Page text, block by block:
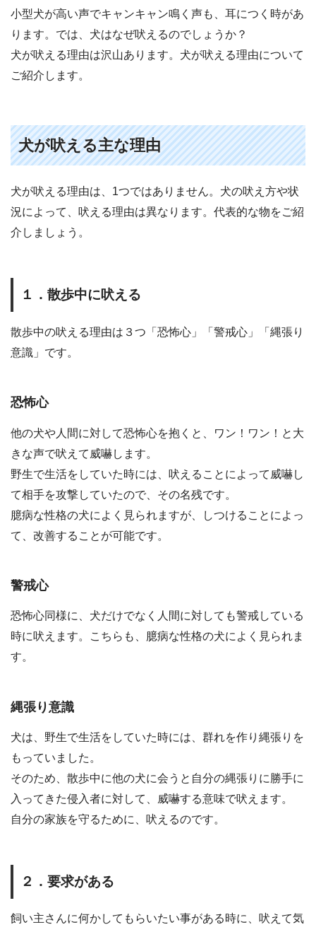
小型犬が高い声でキャンキャン鳴く声も、耳につく時があ
ります。では、犬はなぜ吠えるのでしょうか？
犬が吠える理由は沢山あります。犬が吠える理由について
ご紹介します。
犬が吠える主な理由
犬が吠える理由は、1つではありません。犬の吠え方や状
況によって、吠える理由は異なります。代表的な物をご紹
介しましょう。
１．散歩中に吠える
散歩中の吠える理由は３つ「恐怖心」「警戒心」「縄張り
意識」です。
恐怖心
他の犬や人間に対して恐怖心を抱くと、ワン！ワン！と大
きな声で吠えて威嚇します。
野生で生活をしていた時には、吠えることによって威嚇し
て相手を攻撃していたので、その名残です。
臆病な性格の犬によく見られますが、しつけることによっ
て、改善することが可能です。
警戒心
恐怖心同様に、犬だけでなく人間に対しても警戒している
時に吠えます。こちらも、臆病な性格の犬によく見られま
す。
縄張り意識
犬は、野生で生活をしていた時には、群れを作り縄張りを
もっていました。
そのため、散歩中に他の犬に会うと自分の縄張りに勝手に
入ってきた侵入者に対して、威嚇する意味で吠えます。
自分の家族を守るために、吠えるのです。
２．要求がある
飼い主さんに何かしてもらいたい事がある時に、吠えて気